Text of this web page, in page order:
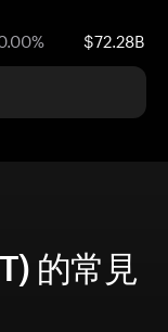
$72.28B
的常見